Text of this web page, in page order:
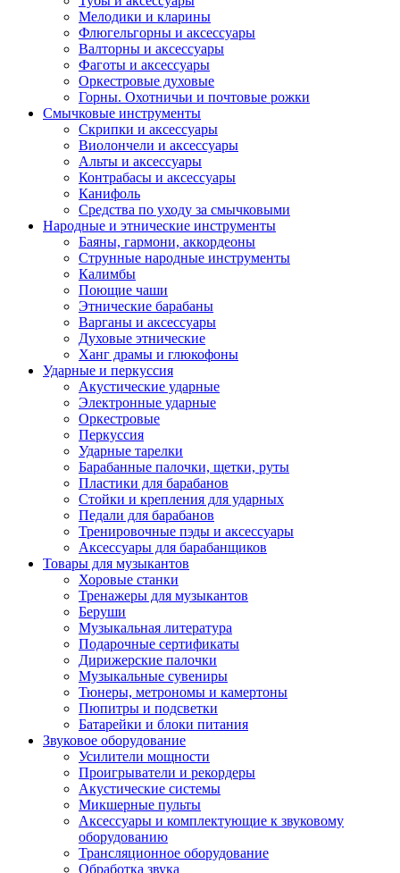
Мелодики и кларины
Флюгельгорны и аксессуары
Валторны и аксессуары
Фаготы и аксессуары
Оркестровые духовые
Горны. Охотничьи и почтовые рожки
Смычковые инструменты
Скрипки и аксессуары
Виолончели и аксессуары
Альты и аксессуары
Контрабасы и аксессуары
Канифоль
Средства по уходу за смычковыми
Народные и этнические инструменты
Баяны, гармони, аккордеоны
Струнные народные инструменты
Калимбы
Поющие чаши
Этнические барабаны
Варганы и аксессуары
Духовые этнические
Ханг драмы и глюкофоны
Ударные и перкуссия
Акустические ударные
Электронные ударные
Оркестровые
Перкуссия
Ударные тарелки
Барабанные палочки, щетки, руты
Пластики для барабанов
Стойки и крепления для ударных
Педали для барабанов
Тренировочные пэды и аксессуары
Аксессуары для барабанщиков
Товары для музыкантов
Хоровые станки
Тренажеры для музыкантов
Беруши
Музыкальная литература
Подарочные сертификаты
Дирижерские палочки
Музыкальные сувениры
Тюнеры, метрономы и камертоны
Пюпитры и подсветки
Батарейки и блоки питания
Звуковое оборудование
Усилители мощности
Проигрыватели и рекордеры
Акустические системы
Микшерные пульты
Аксессуары и комплектующие к звуковому
оборудованию
Трансляционное оборудование
Обработка звука